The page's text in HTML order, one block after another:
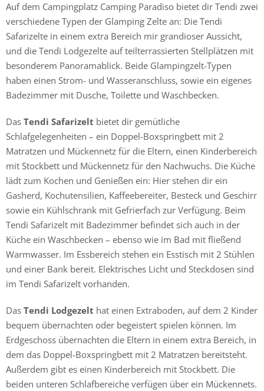
Auf dem Campingplatz Camping Paradiso bietet dir Tendi zwei
verschiedene Typen der Glamping Zelte an: Die Tendi
Safarizelte in einem extra Bereich mir grandioser Aussicht,
und die Tendi Lodgezelte auf teilterrassierten Stellplätzen mit
besonderem Panoramablick. Beide Glampingzelt-Typen
haben einen Strom- und Wasseranschluss, sowie ein eigenes
Badezimmer mit Dusche, Toilette und Waschbecken.
Das Tendi Safarizelt bietet dir gemütliche
Schlafgelegenheiten – ein Doppel-Boxspringbett mit 2
Matratzen und Mückennetz für die Eltern, einen Kinderbereich
mit Stockbett und Mückennetz für den Nachwuchs. Die Küche
lädt zum Kochen und Genießen ein: Hier stehen dir ein
Gasherd, Kochutensilien, Kaffeebereiter, Besteck und Geschirr
sowie ein Kühlschrank mit Gefrierfach zur Verfügung. Beim
Tendi Safarizelt mit Badezimmer befindet sich auch in der
Küche ein Waschbecken – ebenso wie im Bad mit fließend
Warmwasser. Im Essbereich stehen ein Esstisch mit 2 Stühlen
und einer Bank bereit. Elektrisches Licht und Steckdosen sind
im Tendi Safarizelt vorhanden.
Das Tendi Lodgezelt hat einen Extraboden, auf dem 2 Kinder
bequem übernachten oder begeistert spielen können. Im
Erdgeschoss übernachten die Eltern in einem extra Bereich, in
dem das Doppel-Boxspringbett mit 2 Matratzen bereitsteht.
Außerdem gibt es einen Kinderbereich mit Stockbett. Die
beiden unteren Schlafbereiche verfügen über ein Mückennets.